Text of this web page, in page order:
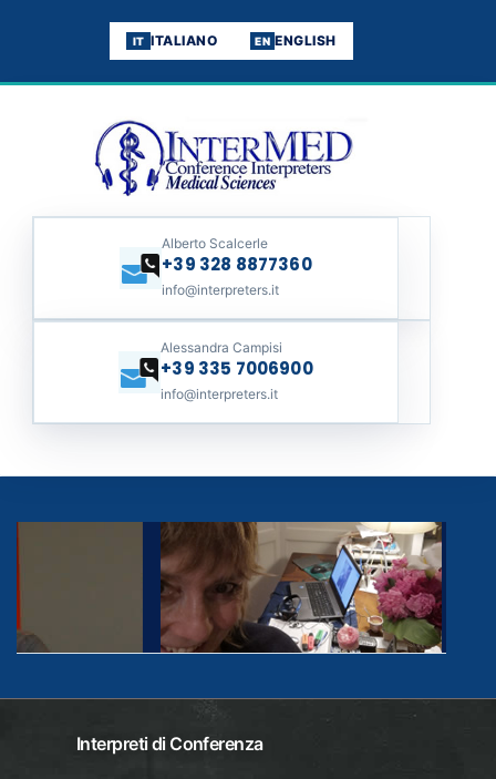
IT ITALIANO EN ENGLISH
Alberto Scalcerle
+39 328 8877360
info@interpreters.it
Alessandra Campisi
+39 335 7006900
info@interpreters.it
Interpreti di Conferenza